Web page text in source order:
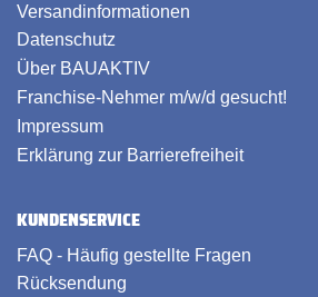
Versandinformationen
Datenschutz
Über BAUAKTIV
Franchise-Nehmer m/w/d gesucht!
Impressum
Erklärung zur Barrierefreiheit
KUNDENSERVICE
FAQ - Häufig gestellte Fragen
Rücksendung